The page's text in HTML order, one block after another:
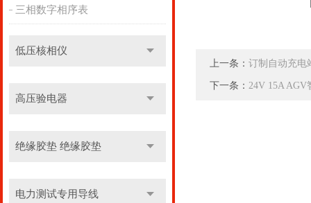
三相数字相序表
低压核相仪
高压验电器
绝缘胶垫 绝缘胶垫
电力测试专用导线
上一条： 订制自动充电
下一条： 24V 15A AGV